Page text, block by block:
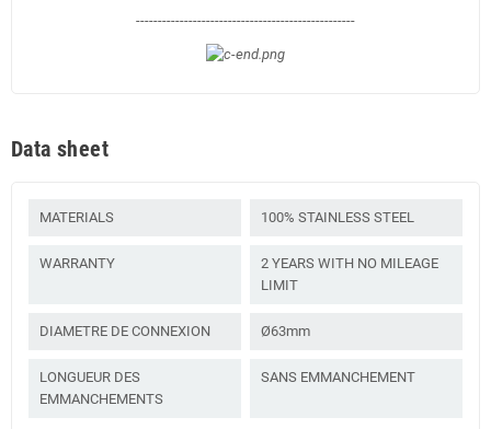
--------------------------------------------------
Data sheet
MATERIALS 100% STAINLESS STEEL
WARRANTY
2 YEARS WITH NO MILEAGE
LIMIT
DIAMETRE DE CONNEXION Ø63mm
LONGUEUR DES
EMMANCHEMENTS
SANS EMMANCHEMENT